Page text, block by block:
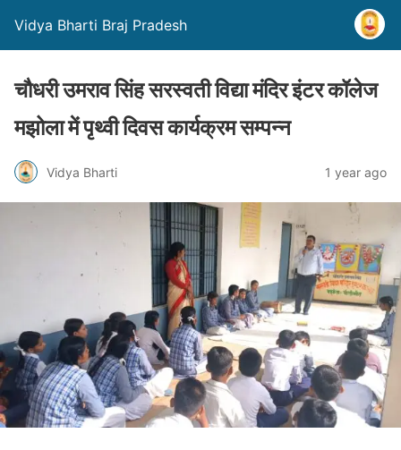
Vidya Bharti Braj Pradesh
चौधरी उमराव सिंह सरस्वती विद्या मंदिर इंटर कॉलेज
मझोला में पृथ्वी दिवस कार्यक्रम सम्पन्न
Vidya Bharti 1 year ago